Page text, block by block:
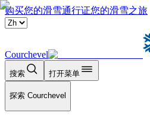
购买您的滑雪通行证您的滑雪之旅
Courchevel
搜索 打开菜单
探索 Courchevel